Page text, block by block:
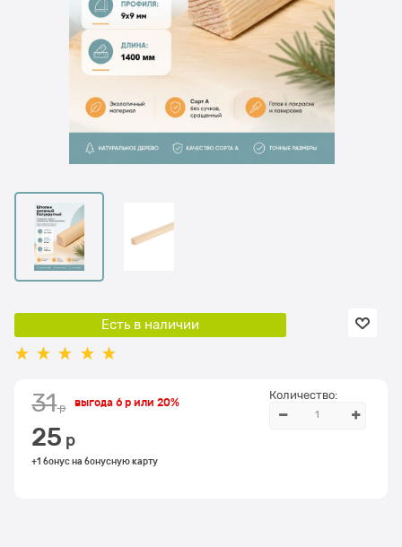
Есть в наличии
31 р
25 р
выгода 6 рили 20%
+1 бонус на бонусную карту
Количество: